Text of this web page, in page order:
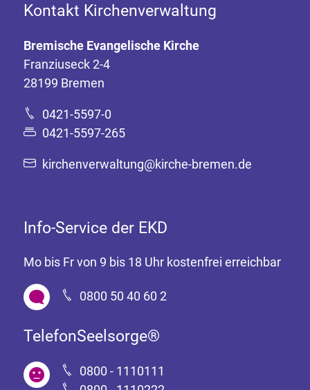
Kontakt Kirchenverwaltung
Bremische Evangelische Kirche
Franziuseck 2-4
28199 Bremen
0421-5597-0
0421-5597-265
kirchenverwaltung@kirche-bremen.de
Info-Service der EKD
Mo bis Fr von 9 bis 18 Uhr kostenfrei erreichbar
0800 50 40 60 2
TelefonSeelsorge®
0800 - 1110111